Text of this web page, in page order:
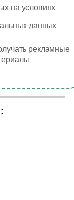
на условиях
данных
рекламные